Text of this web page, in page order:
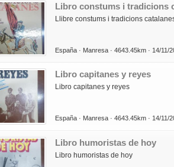
Libro constums i tradicions
Llibre constums i tradicions
España · Manresa · 4643.45km · 14/11/
Libro capitanes y reyes
Libro capitanes y reyes
España · Manresa · 4643.45km · 14/11/
Libro humoristas de hoy
Libro humoristas de hoy